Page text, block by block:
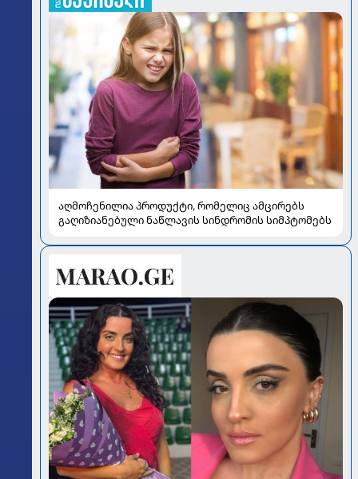
აღმოჩენილია პროდუქტი, რომელიც ამცირებს
გაღიზიანებული ნაწლავის სინდრომის სიმპტომებს